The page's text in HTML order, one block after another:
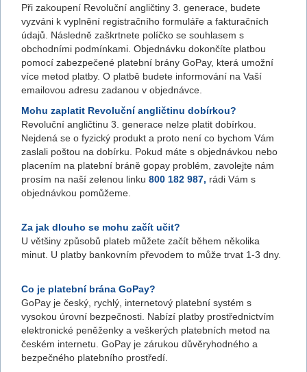
Při zakoupení Revoluční angličtiny 3. generace, budete
vyzváni k vyplnění registračního formuláře a fakturačních
údajů. Následně zaškrtnete políčko se souhlasem s
obchodními podmínkami. Objednávku dokončíte platbou
pomocí zabezpečené platební brány GoPay, která umožní
více metod platby. O platbě budete informování na Vaší
emailovou adresu zadanou v objednávce.
Mohu zaplatit Revoluční angličtinu dobírkou?
Revoluční angličtinu 3. generace nelze platit dobírkou.
Nejdená se o fyzický produkt a proto není co bychom Vám
zaslali poštou na dobírku. Pokud máte s objednávkou nebo
placením na platební bráně gopay problém, zavolejte nám
prosím na naší zelenou linku 800 182 987, rádi Vám s
objednávkou pomůžeme.
Za jak dlouho se mohu začít učit?
U většiny způsobů plateb můžete začít během několika
minut. U platby bankovním převodem to může trvat 1-3 dny.
Co je platební brána GoPay?
GoPay je český, rychlý, internetový platební systém s
vysokou úrovní bezpečnosti. Nabízí platby prostřednictvím
elektronické peněženky a veškerých platebních metod na
českém internetu. GoPay je zárukou důvěryhodného a
bezpečného platebního prostředí.